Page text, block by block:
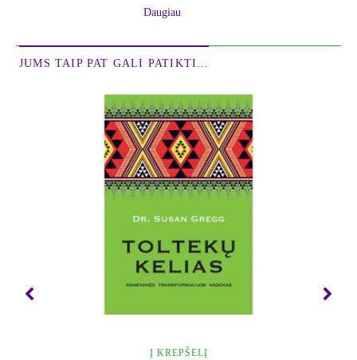
kuris, kaip teigia Vianna Stibal, sužadina fizinį,
smegenų bangas.
"Mes visi ieškome Dangaus vartų. Ar būtume
turtingi, ar vargšai, religingi ar agnostikai, giliai
širdyje viliamės, kad jie egzistuoja – vartai į
gyvenimą, esantį už šio ribų, į aukštesnę sąmonę, ir
tiems, kurie juo tiki, – į Dievą.
Dangaus vartai yra mūsų įsitikinimų sukurtas
barjeras, skiriantis mus nuo mylinčio Dievo.
šipulius, pažinsime Dievą šiame mirtingame kūne.
Galbūt, anot Mokytojo Ekharto, Dievas
neegzistuoja be mūsų, kaip ir mes neegzistuojame
ateina čia atverti mums Dangaus vartų ir laikyti jų
Daugiau
JUMS TAIP PAT GALI PATIKTI…
Į KREPŠELĮ